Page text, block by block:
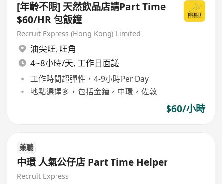
[年齡不限] 天然飲品店請Part Time
$60/HR 包飯鐘
Recruit Express (Hong Kong) Limited
油尖旺, 旺角
4~8小時/天, 工作日面議
工作時間超彈性，4-9小時Per Day
地點選擇多，包括金鐘，中環，佐敦
$60/小時
兼職
中環 人氣公仔店 Part Time Helper
Recruit Express